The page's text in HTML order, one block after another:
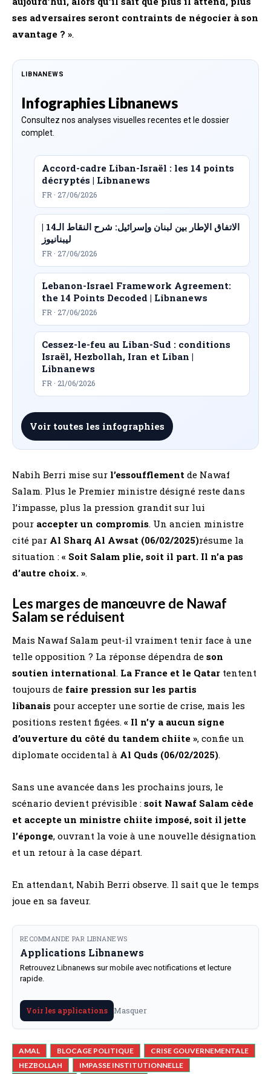
ses adversaires seront contraints de négocier à son
avantage ? »​.
LIBNANEWS
Infographies Libnanews
Consultez nos analyses visuelles recentes et le dossier
complet.
Accord-cadre Liban-Israël : les 14 points
décryptés | Libnanews
FR · 27/06/2026
الاتفاق الإطار بين لبنان وإسرائيل: شرح النقاط الـ14 |
ليبنانيوز
FR · 27/06/2026
Lebanon-Israel Framework Agreement:
the 14 Points Decoded | Libnanews
FR · 27/06/2026
Cessez-le-feu au Liban-Sud : conditions
Israël, Hezbollah, Iran et Liban |
Libnanews
FR · 21/06/2026
Voir toutes les infographies
Nabih Berri mise sur l’essoufflement de Nawaf
Salam. Plus le Premier ministre désigné reste dans
l’impasse, plus la pression grandit sur lui
pour accepter un compromis. Un ancien ministre
cité par Al Sharq Al Awsat (06/02/2025)résume la
situation : « Soit Salam plie, soit il part. Il n’a pas
d’autre choix. »​.
Les marges de manœuvre de Nawaf
Salam se réduisent
Mais Nawaf Salam peut-il vraiment tenir face à une
telle opposition ? La réponse dépendra de son
soutien international. La France et le Qatar tentent
toujours de faire pression sur les partis
libanais pour accepter une sortie de crise, mais les
positions restent figées. « Il n’y a aucun signe
d’ouverture du côté du tandem chiite », confie un
diplomate occidental à Al Quds (06/02/2025)​.
Sans une avancée dans les prochains jours, le
scénario devient prévisible : soit Nawaf Salam cède
et accepte un ministre chiite imposé, soit il jette
l’éponge, ouvrant la voie à une nouvelle désignation
et un retour à la case départ.
En attendant, Nabih Berri observe. Il sait que le temps
joue en sa faveur.
RECOMMANDE PAR LIBNANEWS
Applications Libnanews
Retrouvez Libnanews sur mobile avec notifications et lecture
rapide.
Voir les applications Masquer
AMAL BLOCAGE POLITIQUE
CRISE GOUVERNEMENTALE
HEZBOLLAH
IMPASSE INSTITUTIONNELLE